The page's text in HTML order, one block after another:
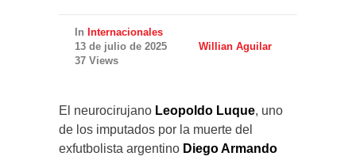
In Internacionales
13 de julio de 2025
Willian Aguilar
37 Views
El neurocirujano Leopoldo Luque, uno
de los imputados por la muerte del
exfutbolista argentino Diego Armando